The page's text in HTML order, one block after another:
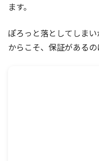
ます。
ぽろっと落としてしま
からこそ、保証があるの